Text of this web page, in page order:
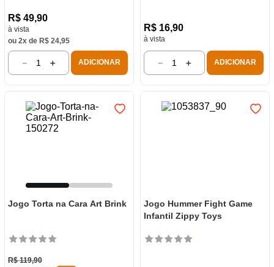
R$ 49,90
à vista
ou 2x de R$ 24,95
＋
－ ADICIONAR
R$ 16,90
à vista
＋
－ ADICIONAR
Jogo Torta na Cara Art Brink
R$ 119,90
Jogo Hummer Fight Game
Infantil Zippy Toys